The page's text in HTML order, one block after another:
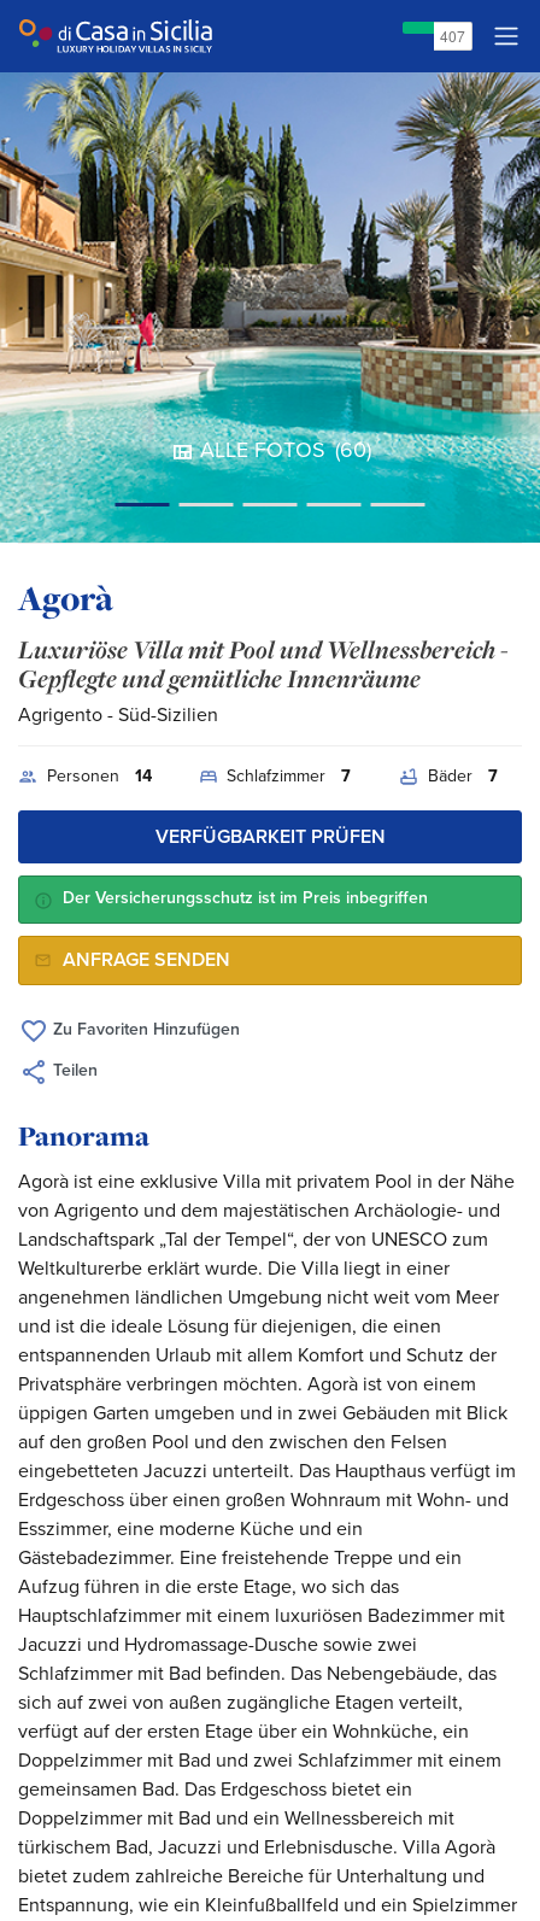
ALLE FOTOS (60)
Agorà
Luxuriöse Villa mit Pool und Wellnessbereich -
Gepflegte und gemütliche Innenräume
Agrigento - Süd-Sizilien
Personen 14 Schlafzimmer 7 Bäder 7
VERFÜGBARKEIT PRÜFEN
Der Versicherungsschutz ist im Preis inbegriffen
ANFRAGE SENDEN
Zu Favoriten Hinzufügen
Teilen
Panorama
Agorà ist eine exklusive Villa mit privatem Pool in der Nähe
von Agrigento und dem majestätischen Archäologie- und
Landschaftspark „Tal der Tempel“, der von UNESCO zum
Weltkulturerbe erklärt wurde. Die Villa liegt in einer
angenehmen ländlichen Umgebung nicht weit vom Meer
und ist die ideale Lösung für diejenigen, die einen
entspannenden Urlaub mit allem Komfort und Schutz der
Privatsphäre verbringen möchten. Agorà ist von einem
üppigen Garten umgeben und in zwei Gebäuden mit Blick
auf den großen Pool und den zwischen den Felsen
eingebetteten Jacuzzi unterteilt. Das Haupthaus verfügt im
Erdgeschoss über einen großen Wohnraum mit Wohn- und
Esszimmer, eine moderne Küche und ein
Gästebadezimmer. Eine freistehende Treppe und ein
Aufzug führen in die erste Etage, wo sich das
Hauptschlafzimmer mit einem luxuriösen Badezimmer mit
Jacuzzi und Hydromassage-Dusche sowie zwei
Schlafzimmer mit Bad befinden. Das Nebengebäude, das
sich auf zwei von außen zugängliche Etagen verteilt,
verfügt auf der ersten Etage über ein Wohnküche, ein
Doppelzimmer mit Bad und zwei Schlafzimmer mit einem
gemeinsamen Bad. Das Erdgeschoss bietet ein
Doppelzimmer mit Bad und ein Wellnessbereich mit
türkischem Bad, Jacuzzi und Erlebnisdusche. Villa Agorà
bietet zudem zahlreiche Bereiche für Unterhaltung und
Entspannung, wie ein Kleinfußballfeld und ein Spielzimmer